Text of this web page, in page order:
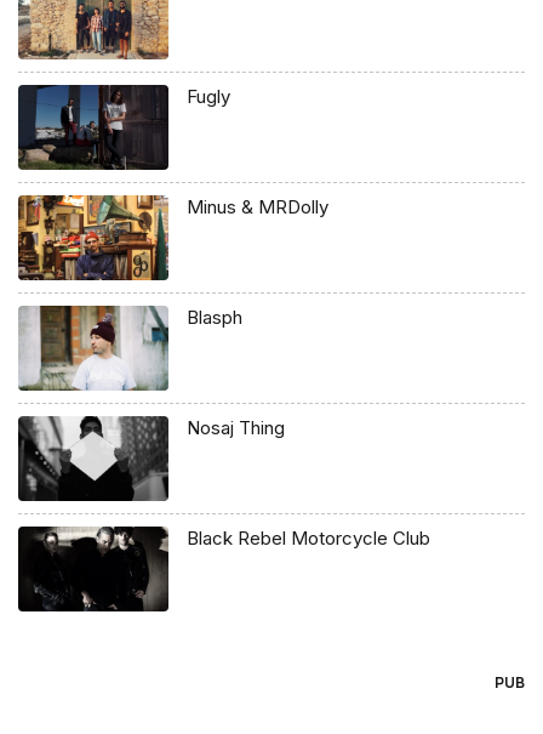
Fugly
Minus & MRDolly
Blasph
Nosaj Thing
Black Rebel Motorcycle Club
PUB